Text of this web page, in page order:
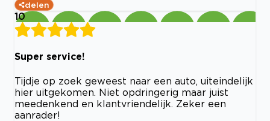
delen
10
Super service!
Tijdje op zoek geweest naar een auto, uiteindelijk
hier uitgekomen. Niet opdringerig maar juist
meedenkend en klantvriendelijk. Zeker een
aanrader!